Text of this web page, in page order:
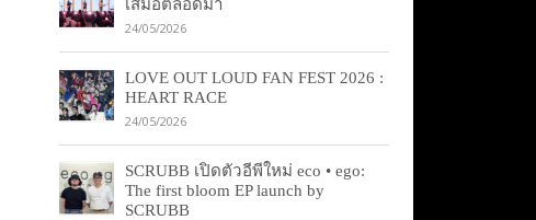
เสมอตลอดมา
24/05/2026
LOVE OUT LOUD FAN FEST 2026 :
HEART RACE
24/05/2026
SCRUBB เปิดตัวอีพีใหม่ eco • ego:
The first bloom EP launch by
SCRUBB